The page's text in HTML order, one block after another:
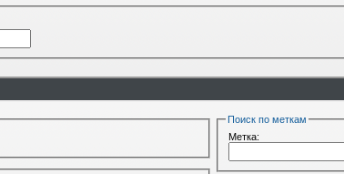
Поиск по меткам
Метка: